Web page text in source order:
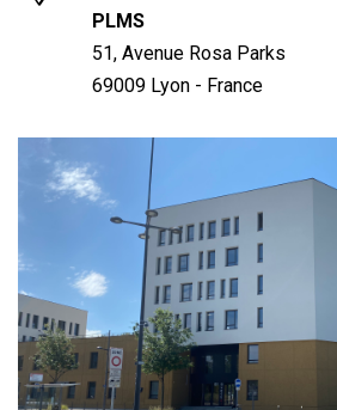
PLMS
51, Avenue Rosa Parks
69009 Lyon - France